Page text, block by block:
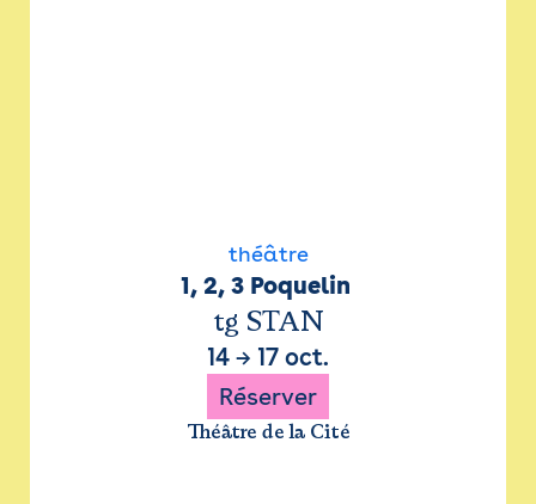
théâtre
1, 2, 3 Poquelin
tg STAN
14 → 17 oct.
Réserver
Théâtre de la Cité